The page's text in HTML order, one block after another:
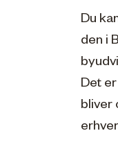
Du
den i
Det
bliver